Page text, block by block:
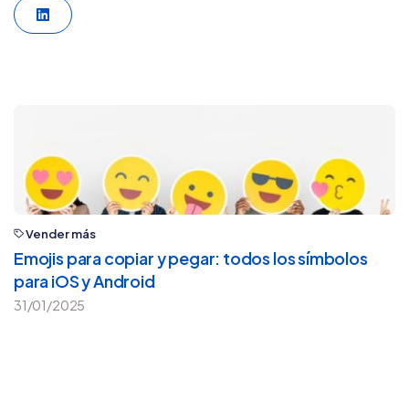
LinkedIn
Vender más
Emojis para copiar y pegar: todos los símbolos
para iOS y Android
31/01/2025